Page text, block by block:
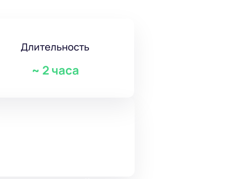
Длительность
~ 2 часа